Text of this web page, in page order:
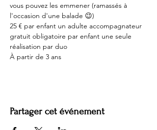
vous pouvez les emmener (ramassés à
l'occasion d'une balade 😉)
25 € par enfant un adulte accompagnateur
gratuit obligatoire par enfant une seule
réalisation par duo
À partir de 3 ans
Partager cet événement